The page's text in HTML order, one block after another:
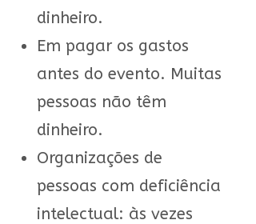
dinheiro.
Em pagar os gastos
antes do evento. Muitas
pessoas não têm
dinheiro.
Organizações de
pessoas com deficiência
intelectual: às vezes